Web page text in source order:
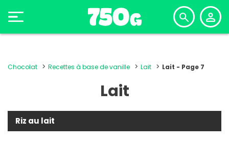
Chocolat Recettes à base de vanille Lait Lait - Page 7
Lait
Riz au lait